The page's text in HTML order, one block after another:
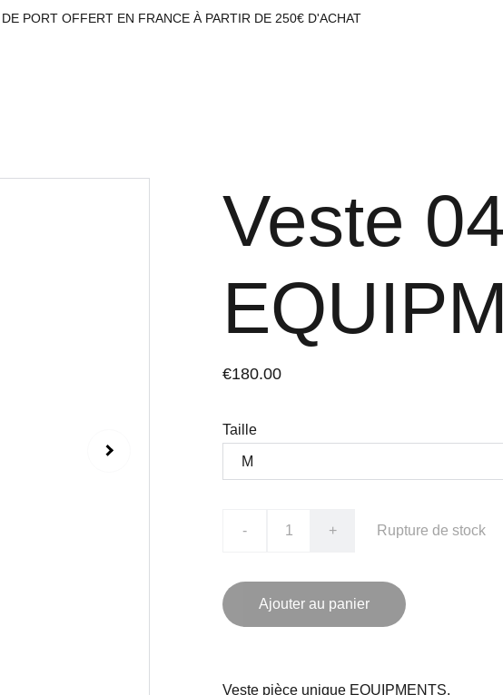
PORT OFFERT EN FRANCE À PARTIR DE 250€ D'ACHAT
Veste
€180.00
Taille
- + Rupture de stock
Ajouter au panier
Veste pièce unique EQUIPMENTS.